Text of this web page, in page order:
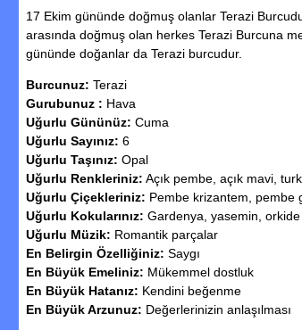
17 Ekim gününde doğmuş olanlar Terazi
arasında doğmuş olan herkes Terazi Burcuna
gününde doğanlar da Terazi burcudur.
Burcunuz: Terazi
Gurubunuz : Hava
Uğurlu Gününüz: Cuma
Uğurlu Sayınız: 6
Uğurlu Taşınız: Opal
Uğurlu Renkleriniz: Açık pembe, açık mavi,
Uğurlu Çiçekleriniz: Pembe krizantem, pembe
Uğurlu Kokularınız: Gardenya, yasemin, orkide
Uğurlu Müzik: Romantik parçalar
En Belirgin Özelliğiniz: Saygı
En Büyük Emeliniz: Mükemmel dostluk
En Büyük Hatanız: Kendini beğenme
En Büyük Arzunuz: Değerlerinizin anlaşılması